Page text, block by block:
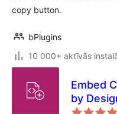
copy button.
bPlugins
10 000+ aktīvās
Embed
by